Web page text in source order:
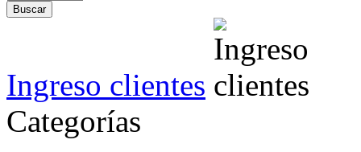
Ingreso clientes
Categorías